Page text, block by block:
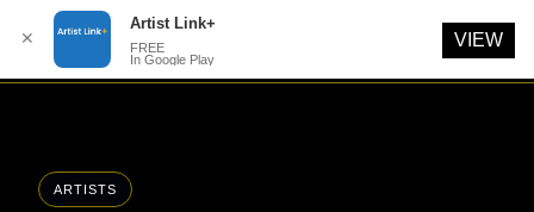
ARTISTS
✕
Artist Link+
FREE
In Google Play
VIEW